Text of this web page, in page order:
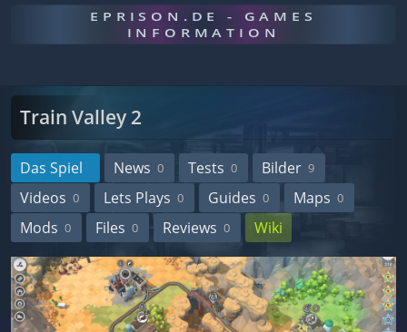
EPRISON.DE - GAMES
INFORMATION
Train Valley 2
Das Spiel News 0 Tests 0 Bilder 9
Videos 0 Lets Plays 0 Guides 0 Maps 0
Mods 0 Files 0 Reviews 0 Wiki